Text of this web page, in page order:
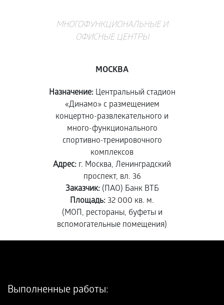
МНОГОФУНКЦИОНАЛЬНЫЕ И
ОФИСНЫЕ ЦЕНТРЫ
МОСКВА
Назначение: Центральный стадион
«Динамо» с размещением
концертно-развлекательного и
много-функционального
спортивно-тренировочного
комплексов
Адрес: г. Москва, Ленинградский
проспект, вл. 36
Заказчик: (ПАО) Банк ВТБ
Площадь: 32 000 кв. м.
(МОП, рестораны, буфеты и
вспомогательные помещения)
Выполненные работы: